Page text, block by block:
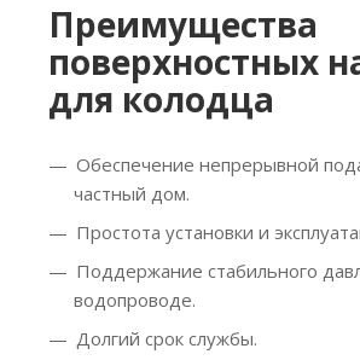
Преимущества
поверхностных
для колодца
Обеспечение непрерывной
частный дом.
Простота установки и
Поддержание стабильного
водопроводе.
Долгий срок службы.